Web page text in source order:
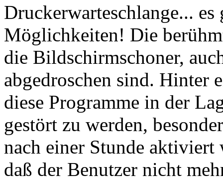
Druckerwarteschlange...
Möglichkeiten! Die
die Bildschirmschoner,
abgedroschen sind. Hinter
diese Programme in der
gestört zu werden,
nach einer Stunde
daß der Benutzer nicht